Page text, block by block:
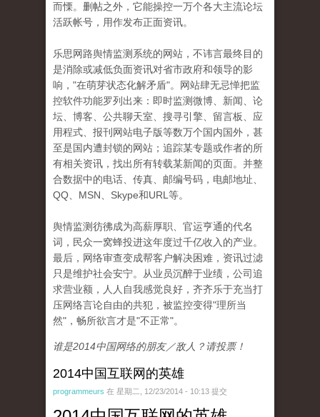
而慄。删帖之外，它能操控一万个各大主流论坛
活跃帐号，用作发布正面资讯。
乐思网路舆情监测系统的网站，不讳言最终目的
是消除或减低负面资讯对省市政府和领导的影
响，"在萌芽状态化解矛盾"。网站肆无忌惮把监
控软件功能罗列出来：即时监测微博、新闻、论
坛、博客、公共聊天室、搜寻引擎、留言板、应
用程式、报刊网站电子版等数万个国内国外，甚
至是国内遭封锁的网站；追踪某专题或作者的所
有相关资讯，找出所有转载某新闻的页面。并整
合数据中的电话、传真、邮编号码，电邮地址、
QQ、MSN、Skype和URL等。
舆情监测彷彿成为高薪厚职、官运亨通的代名
词，民众一窝蜂投进这年度过千亿收入的产业。
最后，网络审查变成帮客户解决困难，资讯过滤
只是维护社会安宁。从业员沉醉于业绩，公司追
求营业额，人人自我感觉良好，齐齐乐于充当打
压网络言论自由的共犯，被监控变得"理所当
然"，畅所欲言才是"不正常"。
谁是2014中国网络的朋友／敌人？请投票！
2014中国互联网的英雄
programmeurs 在 星期二, 12/23/2014 - 10:13 提交